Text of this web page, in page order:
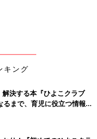
キング
決する本『ひよこクラブ
まで、育児に役立つ情報が